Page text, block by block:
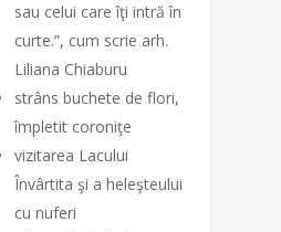
sau celui care îţi intră în
curte.”, cum scrie arh.
Liliana Chiaburu
strâns buchete de flori,
împletit coroniţe
vizitarea Lacului
Învârtita şi a heleşteului
cu nuferi